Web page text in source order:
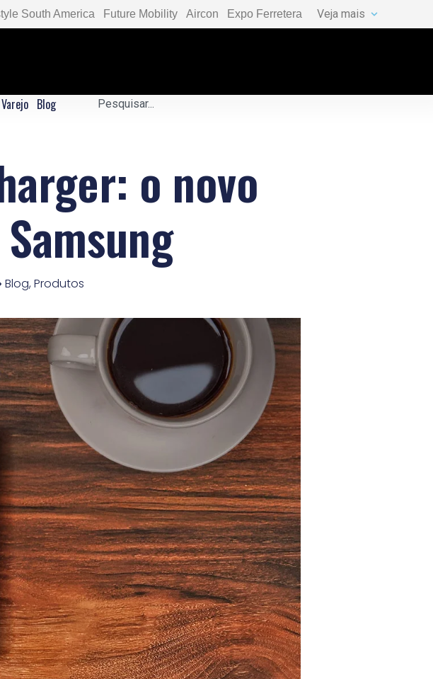
South America Future Mobility Aircon Expo Ferretera Veja mais
Blog
o novo
Blog,Produtos